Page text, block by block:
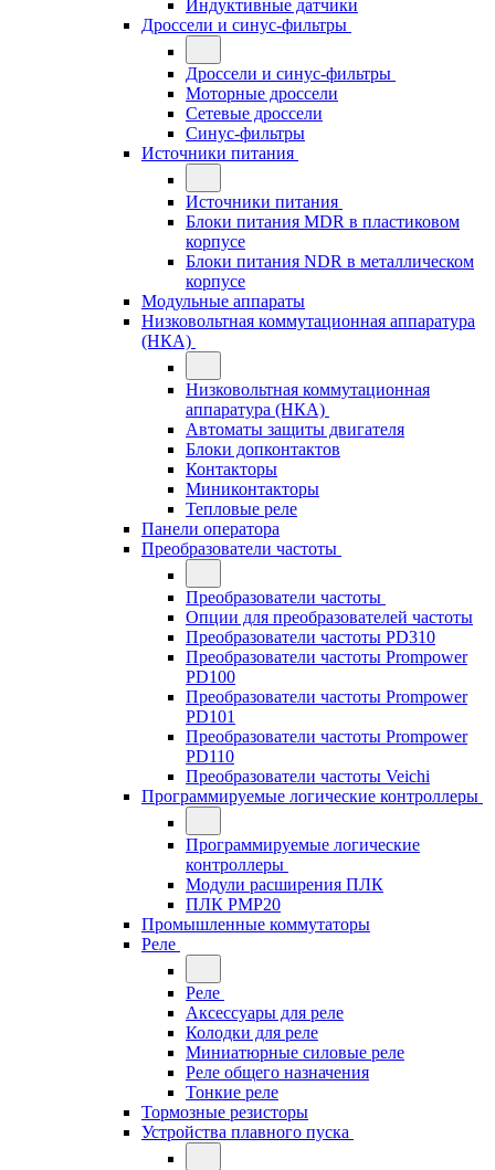
Индуктивные датчики
Дроссели и синус-фильтры
Дроссели и синус-фильтры
Моторные дроссели
Сетевые дроссели
Синус-фильтры
Источники питания
Источники питания
Блоки питания MDR в пластиковом
корпусе
Блоки питания NDR в металлическом
корпусе
Модульные аппараты
Низковольтная коммутационная аппаратура
(НКА)
Низковольтная коммутационная
аппаратура (НКА)
Автоматы защиты двигателя
Блоки допконтактов
Контакторы
Миниконтакторы
Тепловые реле
Панели оператора
Преобразователи частоты
Преобразователи частоты
Опции для преобразователей частоты
Преобразователи частоты PD310
Преобразователи частоты Prompower
PD100
Преобразователи частоты Prompower
PD101
Преобразователи частоты Prompower
PD110
Преобразователи частоты Veichi
Программируемые логические контроллеры
Программируемые логические
контроллеры
Модули расширения ПЛК
ПЛК PMP20
Промышленные коммутаторы
Реле
Реле
Аксессуары для реле
Колодки для реле
Миниатюрные силовые реле
Реле общего назначения
Тонкие реле
Тормозные резисторы
Устройства плавного пуска